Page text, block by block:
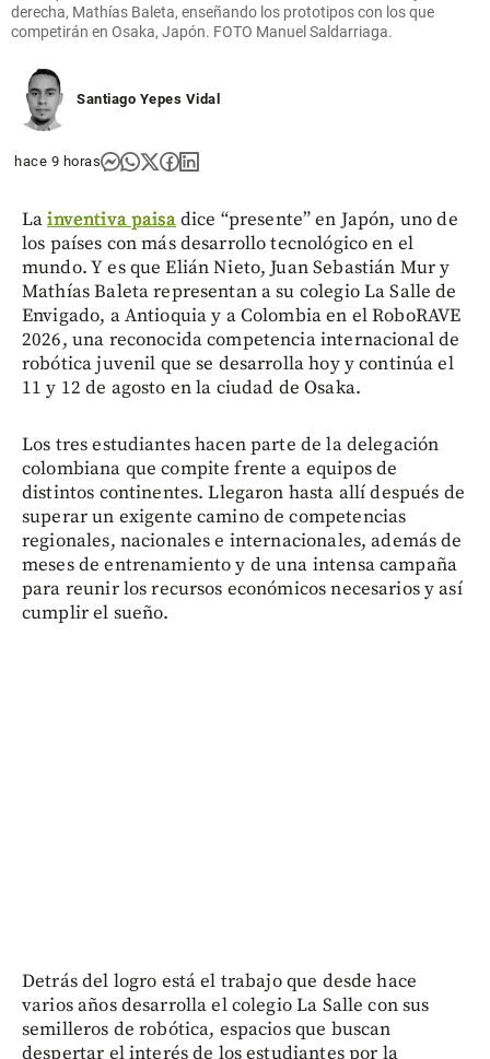
derecha, Mathías Baleta, enseñando los prototipos con los que
competirán en Osaka, Japón. FOTO Manuel Saldarriaga.
Santiago Yepes Vidal
hace 9 horas
Lainventiva paisadice “presente” en Japón, uno de
los países con más desarrollo tecnológico en el
mundo. Y es que Elián Nieto, Juan Sebastián Mur y
Mathías Baleta representan a su colegio La Salle de
Envigado, a Antioquia y a Colombia en el RoboRAVE
2026, una reconocida competencia internacional de
robótica juvenil que se desarrolla hoy y continúa el
11 y 12 de agosto en la ciudad de Osaka.
Los tres estudiantes hacen parte de la delegación
colombiana que compite frente a equipos de
distintos continentes. Llegaron hasta allí después de
superar un exigente camino de competencias
regionales, nacionales e internacionales, además de
meses de entrenamiento y de una intensa campaña
para reunir los recursos económicos necesarios y así
cumplir el sueño.
Detrás del logro está el trabajo que desde hace
varios años desarrolla el colegio La Salle con sus
semilleros de robótica, espacios que buscan
despertar el interés de los estudiantes por la